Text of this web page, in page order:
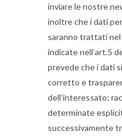
inviare le nostre
inoltre che i dati
saranno trattati
indicate nell’art.5
prevede che i dati
corretto e
dell’interessato;
determinate
successivamente